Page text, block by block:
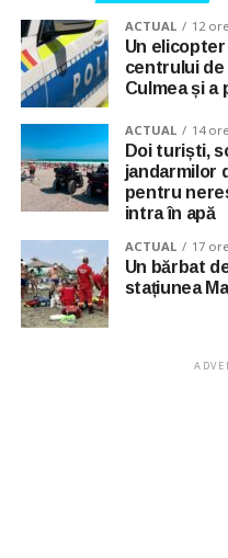
ACTUAL 12
Un
centrului
Culmea și a
ACTUAL 14
Doi turiști,
jandarmilor
pentru
intra în apă
ACTUAL 17
Un bărbat
stațiunea